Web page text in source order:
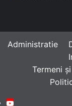
Administratie
Termeni
Youtube